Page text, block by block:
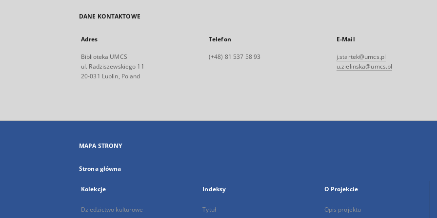
DANE KONTAKTOWE
Adres
Biblioteka UMCS
ul. Radziszewskiego 11
20-031 Lublin, Poland
Telefon
(+48) 81 537 58 93
E-Mail
j.startek@umcs.pl
u.zielinska@umcs.pl
MAPA STRONY
Strona główna
Kolekcje
Dziedzictwo kulturowe
Indeksy
Tytuł
O Projekcie
Opis projektu